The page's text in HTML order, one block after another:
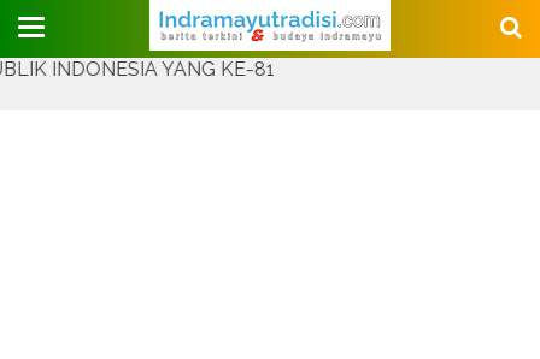
Judul Website
YANG KE-81